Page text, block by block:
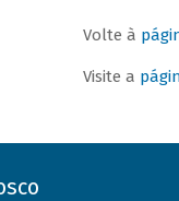
Volte à
Visite a